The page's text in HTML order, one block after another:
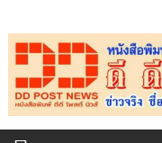
to
content